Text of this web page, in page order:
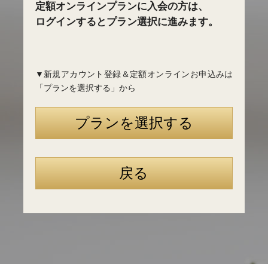
定額オンラインプランに入会の方は、
ログインするとプラン選択に進みます。
▼新規アカウント登録＆定額オンラインお申込みは
「プランを選択する」から